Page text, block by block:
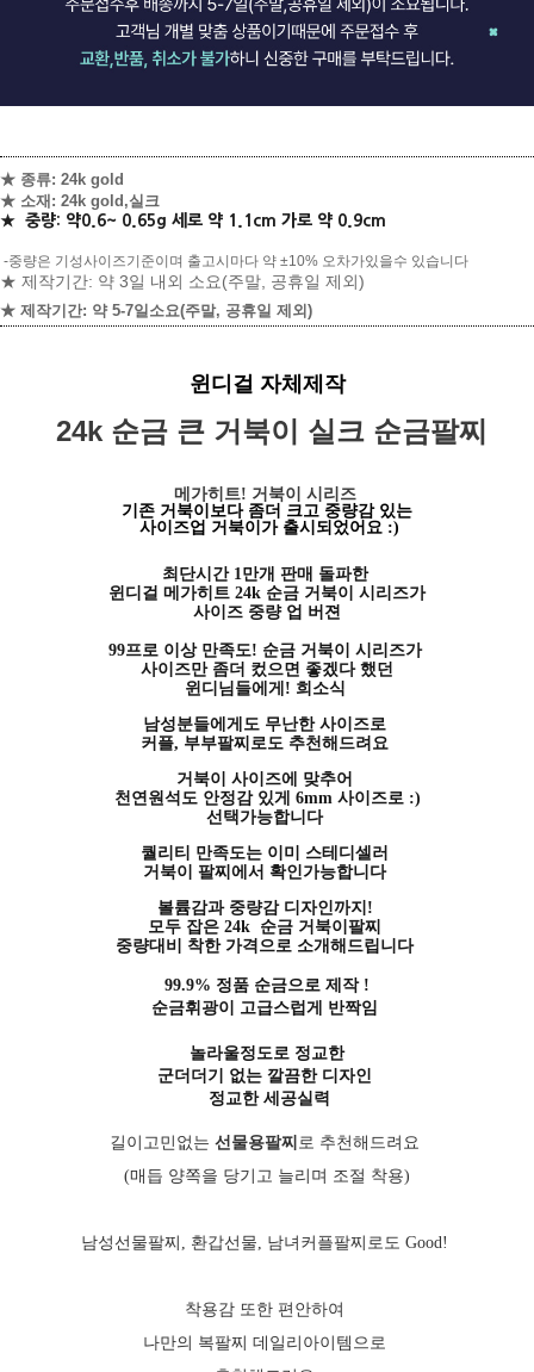
★ 종류: 24k gold
★ 소재: 24k gold,실크
★ 중량: 약0.6~ 0.65g 세로 약 1.1cm 가로 약 0.9cm
-중량은 기성사이즈기준이며 출고시마다 약 ±10% 오차가있을수 있습니다
★ 제작기간: 약 3일 내외 소요(주말, 공휴일 제외)
★ 제작기간: 약 5-7일소요(주말, 공휴일 제외)
윈디걸 자체제작
24k 순금 큰 거북이 실크 순금팔찌
메가히트! 거북이 시리즈
기존 거북이보다 좀더 크고 중량감 있는
사이즈업 거북이가 출시되었어요 :)
최단시간 1만개 판매 돌파한
윈디걸 메가히트 24k 순금 거북이 시리즈가
사이즈 중량 업 버젼
99프로 이상 만족도! 순금 거북이 시리즈가
사이즈만 좀더 컸으면 좋겠다 했던
윈디님들에게! 희소식
남성분들에게도 무난한 사이즈로
커플, 부부팔찌로도 추천해드려요
거북이 사이즈에 맞추어
천연원석도 안정감 있게 6mm 사이즈로 :)
선택가능합니다
퀄리티 만족도는 이미 스테디셀러
거북이 팔찌에서 확인가능합니다
볼륨감과 중량감 디자인까지!
모두 잡은 24k 순금 거북이팔찌
중량대비 착한 가격으로 소개해드립니다
99.9% 정품 순금으로 제작 !
순금휘광이 고급스럽게 반짝임
놀라울정도로 정교한
군더더기 없는 깔끔한 디자인
정교한 세공실력
길이고민없는 선물용팔찌 로 추천해드려요
(매듭 양쪽을 당기고 늘리며 조절 착용)
남성선물팔찌, 환갑선물, 남녀커플팔찌로도 Good!
착용감 또한 편안하여
나만의 복팔찌 데일리아이템으로